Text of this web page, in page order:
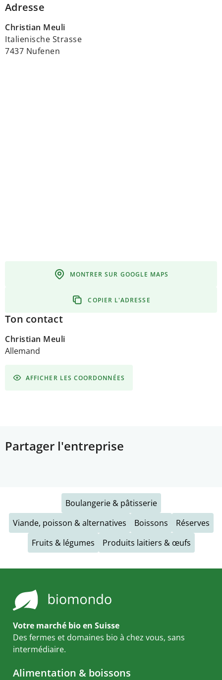
Adresse
Christian Meuli
Italienische Strasse
7437 Nufenen
MONTRER SUR GOOGLE MAPS
COPIER L'ADRESSE
Ton contact
Christian Meuli
Allemand
AFFICHER LES COORDONNÉES
Partager l'entreprise
Boulangerie & pâtisserie
Viande, poisson & alternatives
Boissons
Réserves
Fruits & légumes
Produits laitiers & œufs
Votre marché bio en Suisse
Des fermes et domaines bio à chez vous, sans
intermédiaire.
Alimentation & boissons